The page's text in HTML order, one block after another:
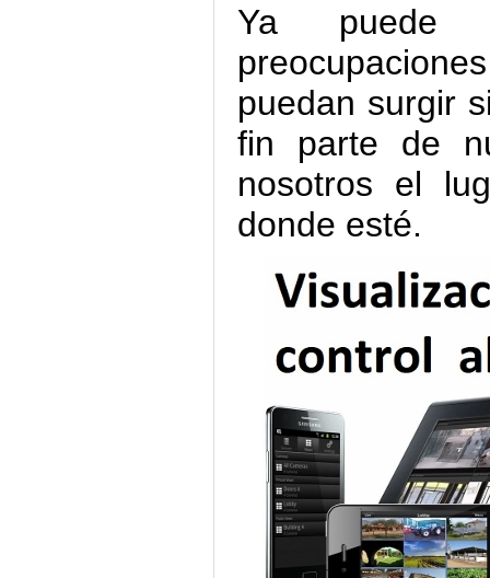
Ya puede
puedan surgir
fin parte de
nosotros el
donde esté.